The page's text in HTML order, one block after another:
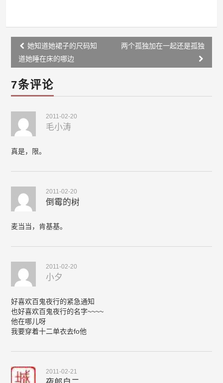
Post
navigation
她知道她裙子的尺码知
道她睡在床的哪边
两个孤独加在一起还是孤独
7条评论
2011-02-20
毛小涛
真是，限。
2011-02-20
倒霉的树
麦当当，肯基基。
2011-02-20
小夕
好喜欢百鬼夜行的紧急通知
也好喜欢百鬼夜行的名字~~~~
他在哪儿呀
我要穿着十二单衣去fo他
2011-02-21